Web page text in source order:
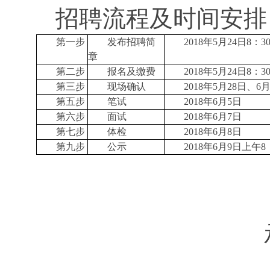
招聘流程及时间安
第一步
发布招聘简
章
2018年5月24日8：
第二步 报名及缴费
2018年5月24日8：
第三步
现场确认
2018年5月28日、6
第五步
笔试
2018年6月5日
第六步
面试
2018年6月7日
第七步
体检
2018年6月8日
第九步
公示 2018年6月9日上午8